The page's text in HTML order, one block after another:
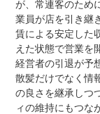
が、常連客のため
業員が店を引き継
賃による安定した
えた状態で営業を
経営者の引退が予
散髪だけでなく情
の良さを継承しつ
ィの維持にもつな